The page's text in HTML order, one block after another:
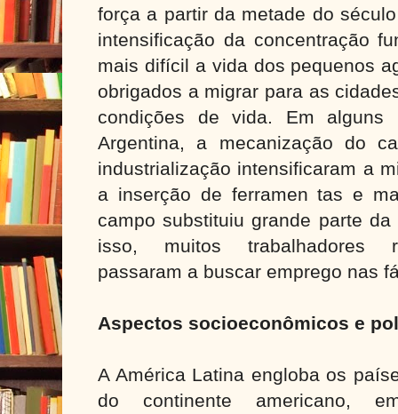
força a partir da metade do
intensificação da concentração
mais difícil a vida dos pequenos
obrigados a migrar para as
condições de vida. Em
Argentina, a mecanização do
industrialização intensificaram a
a inserção de ferramen tas e
campo substituiu grande parte
isso, muitos trabalhadores
passaram a buscar emprego nas
Aspectos socioeconômicos e
A América Latina engloba os
do continente americano,